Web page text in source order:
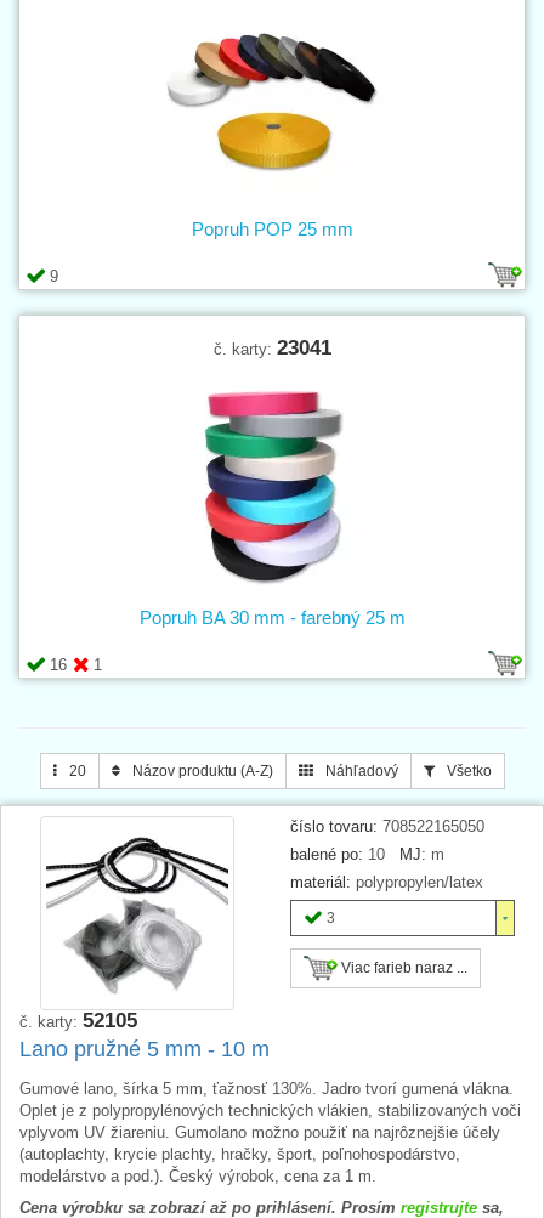
9
Popruh POP 25 mm
č. karty: 23041
16 1
Popruh BA 30 mm - farebný 25 m
20 Názov produktu (A-Z) Náhľadový Všetko
číslo tovaru: 708522165050
balené po: 10 MJ: m
materiál: polypropylen/latex
3
Viac farieb naraz ...
č. karty: 52105
Lano pružné 5 mm - 10 m
Gumové lano, šírka 5 mm, ťažnosť 130%. Jadro tvorí gumená vlákna.
Oplet je z polypropylénových technických vlákien, stabilizovaných voči
vplyvom UV žiareniu. Gumolano možno použiť na najrôznejšie účely
(autoplachty, krycie plachty, hračky, šport, poľnohospodárstvo,
modelárstvo a pod.). Český výrobok, cena za 1 m.
Cena výrobku sa zobrazí až po prihlásení. Prosím registrujte sa,